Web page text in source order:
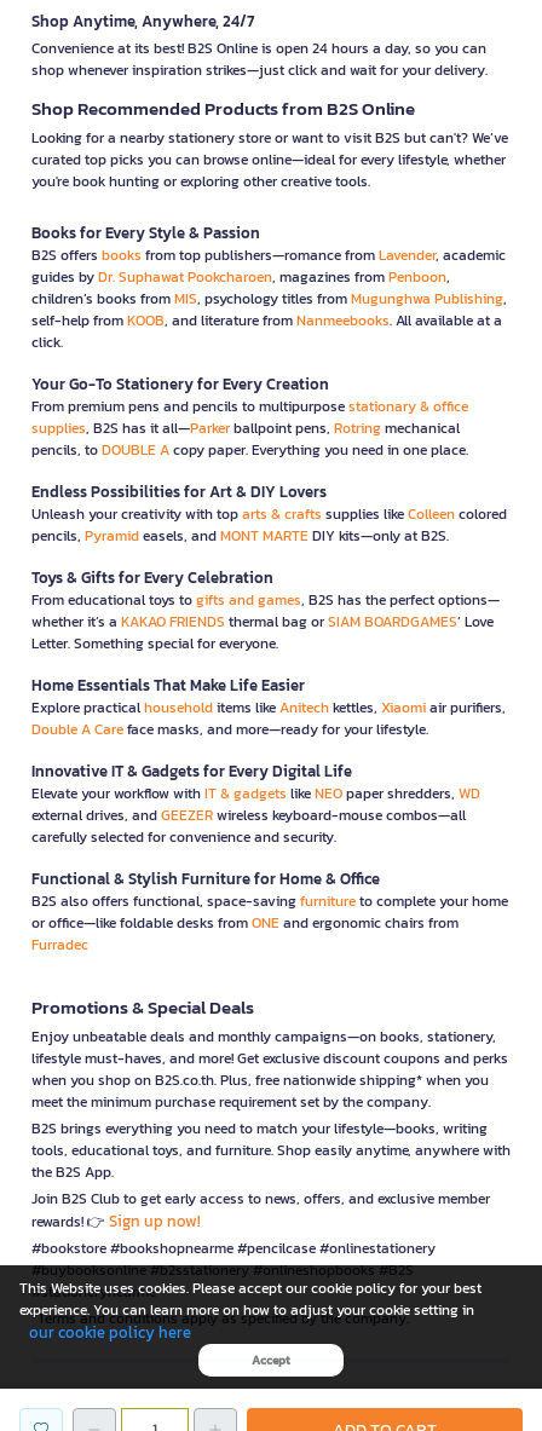
Shop Anytime, Anywhere, 24/7
Convenience at its best! B2S Online is open 24 hours a day, so you can
shop whenever inspiration strikes—just click and wait for your delivery.
Shop Recommended Products from B2S Online
Looking for a nearby stationery store or want to visit B2S but can't? We’ve
curated top picks you can browse online—ideal for every lifestyle, whether
you're book hunting or exploring other creative tools.
Books for Every Style & Passion
B2S offers books from top publishers—romance fromLavender, academic
guides byDr. Suphawat Pookcharoen, magazines fromPenboon,
children’s books fromMIS, psychology titles fromMugunghwa Publishing,
self-help fromKOOB, and literature fromNanmeebooks. All available at a
click.
Your Go-To Stationery for Every Creation
From premium pens and pencils to multipurposestationary & office
supplies, B2S has it all—Parkerballpoint pens, Rotringmechanical
pencils, toDOUBLE Acopy paper. Everything you need in one place.
Endless Possibilities for Art & DIY Lovers
Unleash your creativity with toparts & crafts supplies likeColleencolored
pencils, Pyramideasels, andMONT MARTEDIY kits—only at B2S.
Toys & Gifts for Every Celebration
From educational toys togifts and games, B2S has the perfect options—
whether it’s a KAKAO FRIENDS thermal bag orSIAM BOARDGAMES’ Love
Letter. Something special for everyone.
Home Essentials That Make Life Easier
Explore practicalhouseholditems likeAnitechkettles, Xiaomiair purifiers,
Double A Careface masks, and more—ready for your lifestyle.
Innovative IT & Gadgets for Every Digital Life
Elevate your workflow withIT & gadgets likeNEOpaper shredders, WD
external drives, andGEEZERwireless keyboard-mouse combos—all
carefully selected for convenience and security.
Functional & Stylish Furniture for Home & Office
B2S also offers functional, space-savingfurnitureto complete your home
or office—like foldable desks fromONEand ergonomic chairs from
Furradec
Promotions & Special Deals
Enjoy unbeatable deals and monthly campaigns—on books, stationery,
lifestyle must-haves, and more! Get exclusive discount coupons and perks
when you shop on B2S.co.th. Plus, free nationwide shipping* when you
meet the minimum purchase requirement set by the company.
B2S brings everything you need to match your lifestyle—books, writing
tools, educational toys, and furniture. Shop easily anytime, anywhere with
the B2S App.
Join B2S Club to get early access to news, offers, and exclusive member
rewards! 👉 Sign up now!
#bookstore #bookshopnearme #pencilcase #onlinestationery
#buybooksonline #b2sstationery #onlineshopbooks #B2S
#stationerynearme
*Terms and conditions apply as specified by the company.
is a company operating under
This Website uses cookies. Please accept our cookie policy for your best
experience. You can learn more on how to adjust your cookie setting in
our cookie policy here
Accept